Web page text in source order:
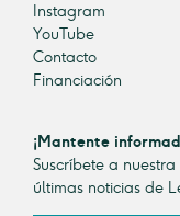
Instagram
YouTube
Contacto
Financiación
¡Mantente
Suscríbete a
últimas noticias de